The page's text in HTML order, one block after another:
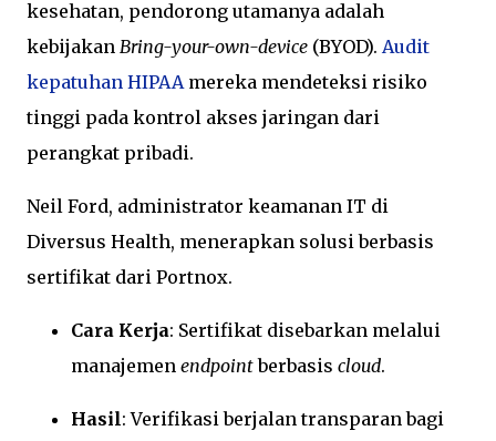
kesehatan, pendorong utamanya adalah
kebijakan Bring-your-own-device (BYOD). Audit
kepatuhan HIPAA mereka mendeteksi risiko
tinggi pada kontrol akses jaringan dari
perangkat pribadi.
Neil Ford, administrator keamanan IT di
Diversus Health, menerapkan solusi berbasis
sertifikat dari Portnox.
Cara Kerja: Sertifikat disebarkan melalui
manajemen endpointberbasis cloud.
Hasil: Verifikasi berjalan transparan bagi